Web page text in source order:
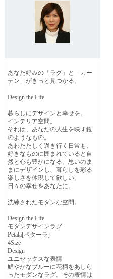
あなた好みの「ラグ」と「カー
テン」がきっと見つかる。
Design the Life
暮らしにデザインと幸せを。
インテリア空間。
それは、あなたの人生を映す鏡
のようなもの。
あわただしく過ぎ行く日常も、
好きなものに囲まれていると自
然と心も豊かになる。思いのま
まにデザインし、暮らしを彩る
楽しさを体現して欲しい。
日々の幸せをあなたに。
洗練されたモダンな空間。
Design the Life
モダンデザインラグ
Petala[ペターラ]
4Size
Design
ユニセックスな表情
鮮やかなブルーに花柄をあしら
ったモダンなラグ。その表情は